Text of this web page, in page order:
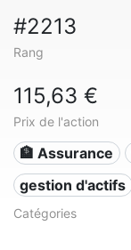
#2213
Rang
115,63 €
Prix de l'action
🏦 Assurance
gestion d'actifs
Catégories